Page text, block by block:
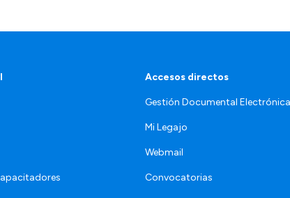
Accesos directos
Gestión Documental Electrónica
Mi Legajo
Webmail
Convocatorias